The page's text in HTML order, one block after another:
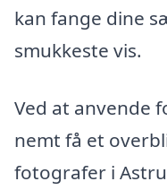
kan fange dine
smukkeste vis.
Ved at anvende
nemt få et
fotografer i